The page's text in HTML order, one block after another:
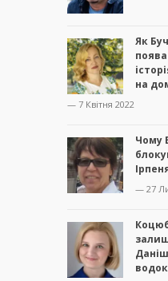
Як
поява
на
— 7 Квітня 2022
Чому
— 27